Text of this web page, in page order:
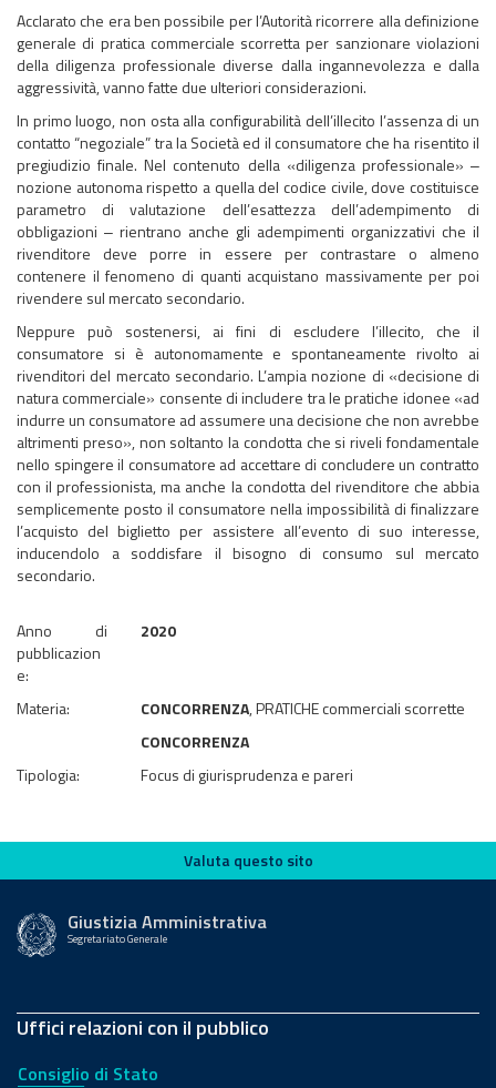
Acclarato che era ben possibile per l’Autorità ricorrere alla definizione
generale di pratica commerciale scorretta per sanzionare violazioni
della diligenza professionale diverse dalla ingannevolezza e dalla
aggressività, vanno fatte due ulteriori considerazioni.
In primo luogo, non osta alla configurabilità dell’illecito l’assenza di un
contatto “negoziale” tra la Società ed il consumatore che ha risentito il
pregiudizio finale. Nel contenuto della «diligenza professionale» ‒
nozione autonoma rispetto a quella del codice civile, dove costituisce
parametro di valutazione dell’esattezza dell’adempimento di
obbligazioni ‒ rientrano anche gli adempimenti organizzativi che il
rivenditore deve porre in essere per contrastare o almeno
contenere il fenomeno di quanti acquistano massivamente per poi
rivendere sul mercato secondario.
Neppure può sostenersi, ai fini di escludere l’illecito, che il
consumatore si è autonomamente e spontaneamente rivolto ai
rivenditori del mercato secondario. L’ampia nozione di «decisione di
natura commerciale» consente di includere tra le pratiche idonee «ad
indurre un consumatore ad assumere una decisione che non avrebbe
altrimenti preso», non soltanto la condotta che si riveli fondamentale
nello spingere il consumatore ad accettare di concludere un contratto
con il professionista, ma anche la condotta del rivenditore che abbia
semplicemente posto il consumatore nella impossibilità di finalizzare
l’acquisto del biglietto per assistere all’evento di suo interesse,
inducendolo a soddisfare il bisogno di consumo sul mercato
secondario.
Anno di
pubblicazion
e:
2020
Materia: CONCORRENZA, PRATICHE commerciali scorrette
CONCORRENZA
Tipologia:
Focus di giurisprudenza e pareri
Valuta questo sito
Valuta questo sito
Giustizia Amministrativa
Segretariato Generale
Uffici relazioni con il pubblico
Consiglio di Stato